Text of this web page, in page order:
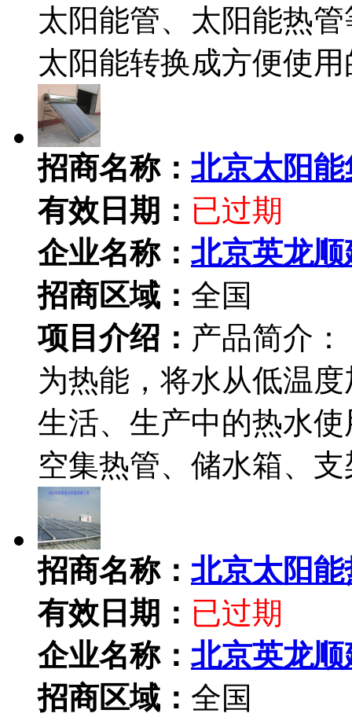
太阳能管、太阳能热
太阳能转换成方便使
招商名称： 北京太阳
有效日期： 已过期
企业名称： 北京英龙
招商区域： 全国
项目介绍： 产品简介
为热能，将水从低温
生活、生产中的热水
空集热管、储水箱、
招商名称： 北京太阳
有效日期： 已过期
企业名称： 北京英龙
招商区域： 全国